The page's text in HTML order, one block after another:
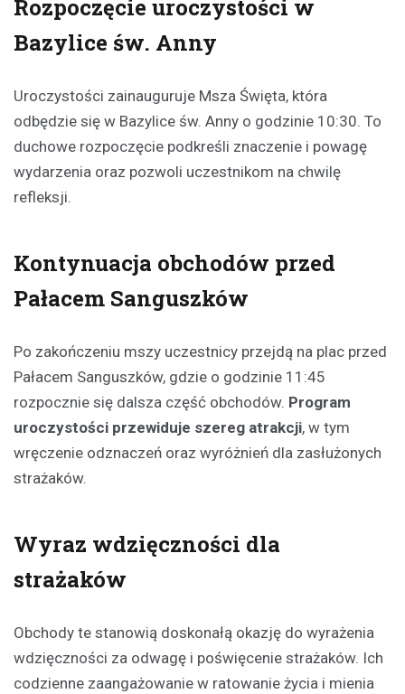
Rozpoczęcie uroczystości w
Bazylice św. Anny
Uroczystości zainauguruje Msza Święta, która
odbędzie się w Bazylice św. Anny o godzinie 10:30. To
duchowe rozpoczęcie podkreśli znaczenie i powagę
wydarzenia oraz pozwoli uczestnikom na chwilę
refleksji.
Kontynuacja obchodów przed
Pałacem Sanguszków
Po zakończeniu mszy uczestnicy przejdą na plac przed
Pałacem Sanguszków, gdzie o godzinie 11:45
rozpocznie się dalsza część obchodów. Program
uroczystości przewiduje szereg atrakcji, w tym
wręczenie odznaczeń oraz wyróżnień dla zasłużonych
strażaków.
Wyraz wdzięczności dla
strażaków
Obchody te stanowią doskonałą okazję do wyrażenia
wdzięczności za odwagę i poświęcenie strażaków. Ich
codzienne zaangażowanie w ratowanie życia i mienia